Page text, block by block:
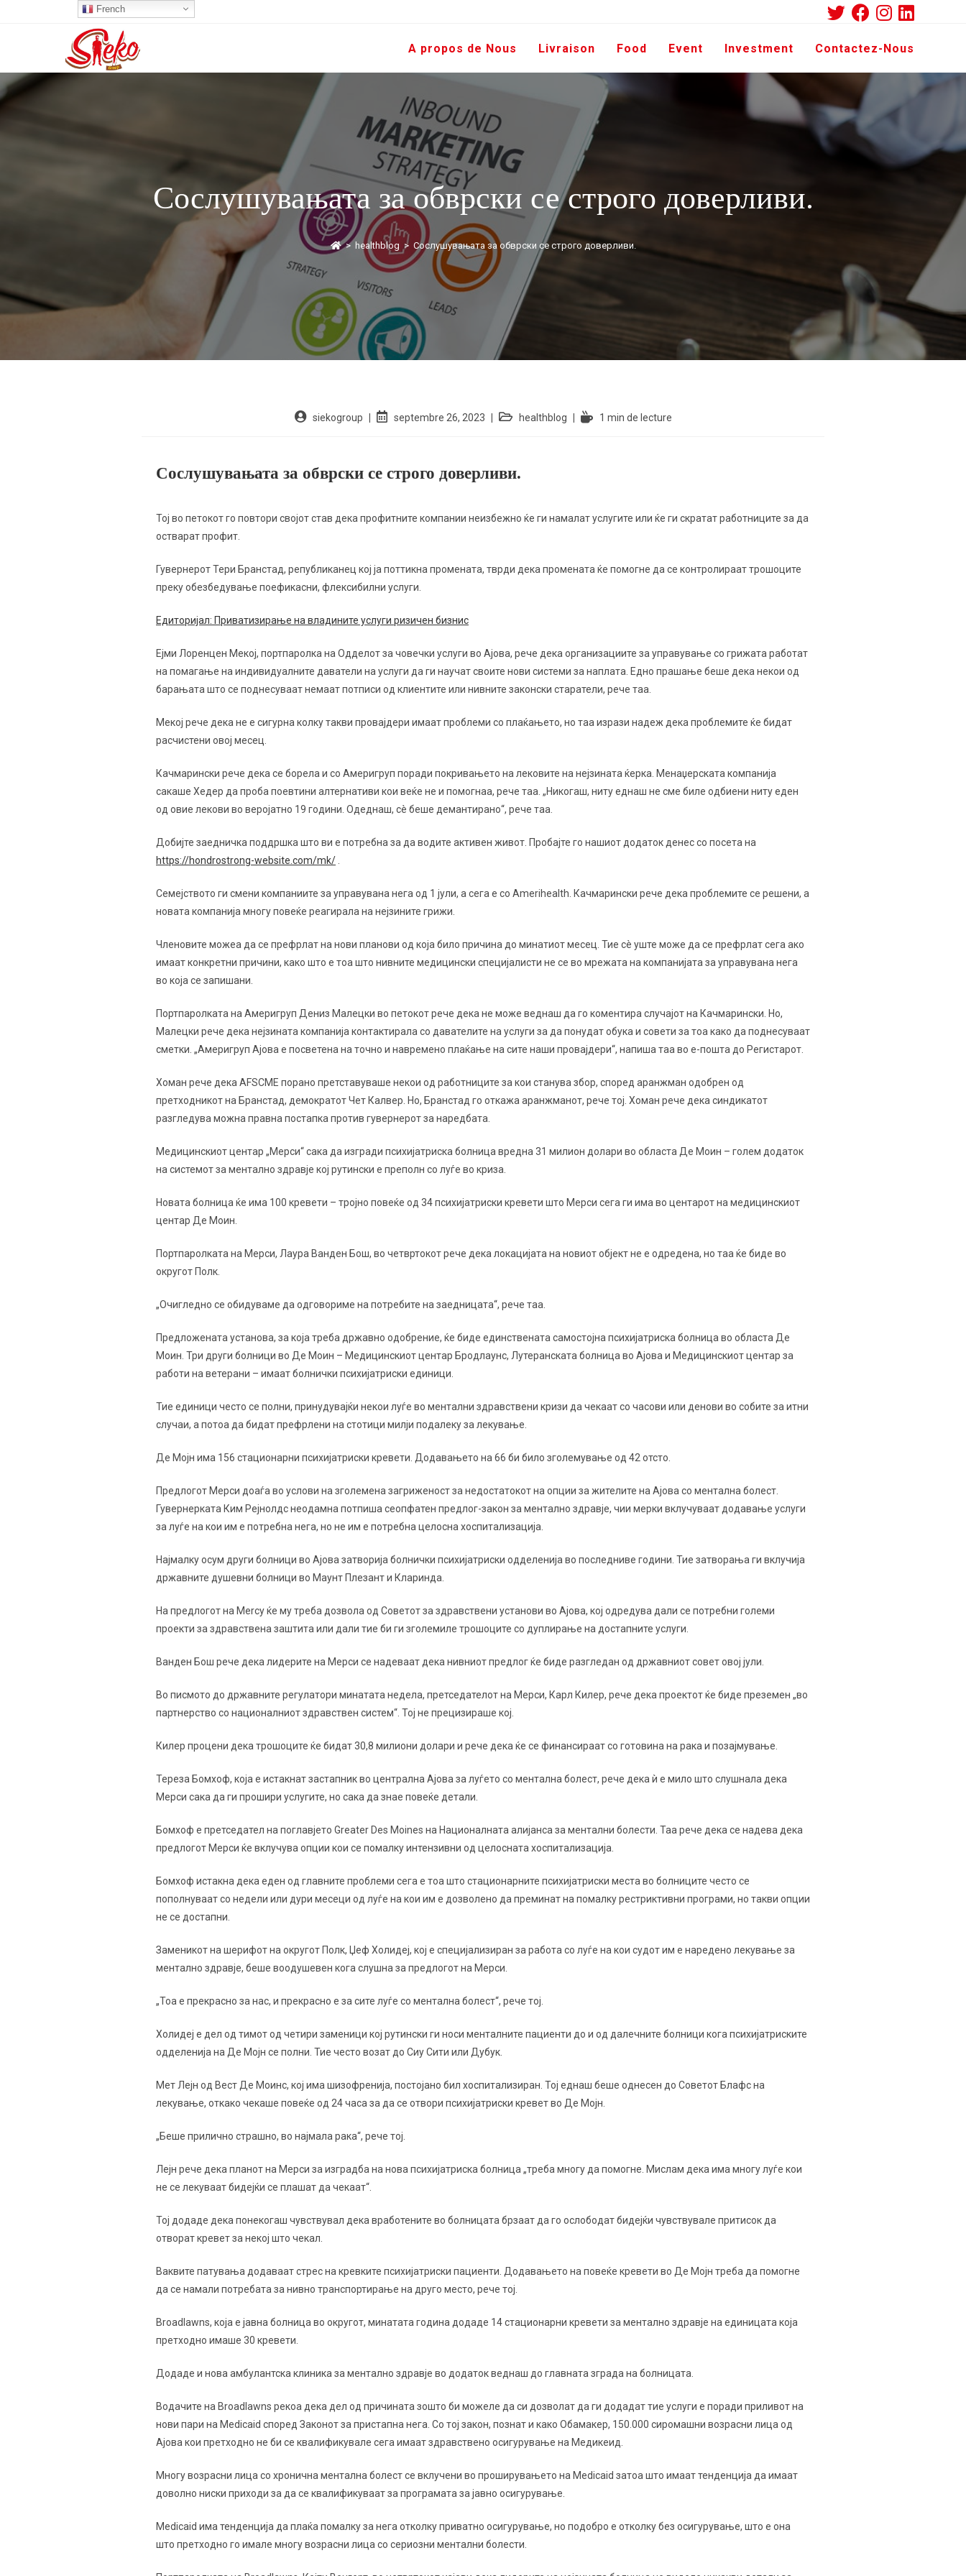
A propos de Nous Livraison Food Event Investment Contactez-Nous
Сослушувањата за обврски се строго доверливи.
> healthblog > Сослушувањата за обврски се строго доверливи.
siekogroup septembre 26, 2023 healthblog 1 min de lecture
Сослушувањата за обврски се строго доверливи.
Тој во петокот го повтори својот став дека профитните компании неизбежно ќе ги намалат услугите или ќе ги скратат работниците за да
остварат профит.
Гувернерот Тери Бранстад, републиканец кој ја поттикна промената, тврди дека промената ќе помогне да се контролираат трошоците
преку обезбедување поефикасни, флексибилни услуги.
Едиторијал: Приватизирање на владините услуги ризичен бизнис
Ејми Лоренцен Мекој, портпаролка на Одделот за човечки услуги во Ајова, рече дека организациите за управување со грижата работат
на помагање на индивидуалните даватели на услуги да ги научат своите нови системи за наплата. Едно прашање беше дека некои од
барањата што се поднесуваат немаат потписи од клиентите или нивните законски старатели, рече таа.
Мекој рече дека не е сигурна колку такви провајдери имаат проблеми со плаќањето, но таа изрази надеж дека проблемите ќе бидат
расчистени овој месец.
Качмарински рече дека се борела и со Америгруп поради покривањето на лековите на нејзината ќерка. Менаџерската компанија
сакаше Хедер да проба поевтини алтернативи кои веќе не и помогнаа, рече таа. „Никогаш, ниту еднаш не сме биле одбиени ниту еден
од овие лекови во веројатно 19 години. Одеднаш, сè беше демантирано“, рече таа.
Добијте заедничка поддршка што ви е потребна за да водите активен живот. Пробајте го нашиот додаток денес со посета на
https://hondrostrong-website.com/mk/
Семејството ги смени компаниите за управувана нега од 1 јули, а сега е со Amerihealth. Качмарински рече дека проблемите се решени, а
новата компанија многу повеќе реагирала на нејзините грижи.
Членовите можеа да се префрлат на нови планови од која било причина до минатиот месец. Тие сè уште може да се префрлат сега ако
имаат конкретни причини, како што е тоа што нивните медицински специјалисти не се во мрежата на компанијата за управувана нега
во која се запишани.
Портпаролката на Америгруп Дениз Малецки во петокот рече дека не може веднаш да го коментира случајот на Качмарински. Но,
Малецки рече дека нејзината компанија контактирала со давателите на услуги за да понудат обука и совети за тоа како да поднесуваат
сметки. „Америгруп Ајова е посветена на точно и навремено плаќање на сите наши провајдери“, напиша таа во е-пошта до Регистарот.
Хоман рече дека AFSCME порано претставуваше некои од работниците за кои станува збор, според аранжман одобрен од
претходникот на Бранстад, демократот Чет Калвер. Но, Бранстад го откажа аранжманот, рече тој. Хоман рече дека синдикатот
разгледува можна правна постапка против гувернерот за наредбата.
Медицинскиот центар „Мерси“ сака да изгради психијатриска болница вредна 31 милион долари во областа Де Моин – голем додаток
на системот за ментално здравје кој рутински е преполн со луѓе во криза.
Новата болница ќе има 100 кревети – тројно повеќе од 34 психијатриски кревети што Мерси сега ги има во центарот на медицинскиот
центар Де Моин.
Портпаролката на Мерси, Лаура Ванден Бош, во четвртокот рече дека локацијата на новиот објект не е одредена, но таа ќе биде во
округот Полк.
„Очигледно се обидуваме да одговориме на потребите на заедницата“, рече таа.
Предложената установа, за која треба државно одобрение, ќе биде единствената самостојна психијатриска болница во областа Де
Моин. Три други болници во Де Моин – Медицинскиот центар Бродлаунс, Лутеранската болница во Ајова и Медицинскиот центар за
работи на ветерани – имаат болнички психијатриски единици.
Тие единици често се полни, принудувајќи некои луѓе во ментални здравствени кризи да чекаат со часови или денови во собите за итни
случаи, а потоа да бидат префрлени на стотици милји подалеку за лекување.
Де Мојн има 156 стационарни психијатриски кревети. Додавањето на 66 би било зголемување од 42 отсто.
Предлогот Мерси доаѓа во услови на зголемена загриженост за недостатокот на опции за жителите на Ајова со ментална болест.
Гувернерката Ким Рејнолдс неодамна потпиша сеопфатен предлог-закон за ментално здравје, чии мерки вклучуваат додавање услуги
за луѓе на кои им е потребна нега, но не им е потребна целосна хоспитализација.
Најмалку осум други болници во Ајова затворија болнички психијатриски одделенија во последниве години. Тие затворања ги вклучија
државните душевни болници во Маунт Плезант и Кларинда.
На предлогот на Mercy ќе му треба дозвола од Советот за здравствени установи во Ајова, кој одредува дали се потребни големи
проекти за здравствена заштита или дали тие би ги зголемиле трошоците со дуплирање на достапните услуги.
Ванден Бош рече дека лидерите на Мерси се надеваат дека нивниот предлог ќе биде разгледан од државниот совет овој јули.
Во писмото до државните регулатори минатата недела, претседателот на Мерси, Карл Килер, рече дека проектот ќе биде преземен „во
партнерство со националниот здравствен систем“. Тој не прецизираше кој.
Килер процени дека трошоците ќе бидат 30,8 милиони долари и рече дека ќе се финансираат со готовина на рака и позајмување.
Тереза ​​Бомхоф, која е истакнат застапник во централна Ајова за луѓето со ментална болест, рече дека ѝ е мило што слушнала дека
Мерси сака да ги прошири услугите, но сака да знае повеќе детали.
Бомхоф е претседател на поглавјето Greater Des Moines на Националната алијанса за ментални болести. Таа рече дека се надева дека
предлогот Мерси ќе вклучува опции кои се помалку интензивни од целосната хоспитализација.
Бомхоф истакна дека еден од главните проблеми сега е тоа што стационарните психијатриски места во болниците често се
пополнуваат со недели или дури месеци од луѓе на кои им е дозволено да преминат на помалку рестриктивни програми, но такви опции
не се достапни.
Заменикот на шерифот на округот Полк, Џеф Холидеј, кој е специјализиран за работа со луѓе на кои судот им е наредено лекување за
ментално здравје, беше воодушевен кога слушна за предлогот на Мерси.
„Тоа е прекрасно за нас, и прекрасно е за сите луѓе со ментална болест“, рече тој.
Холидеј е дел од тимот од четири заменици кој рутински ги носи менталните пациенти до и од далечните болници кога психијатриските
одделенија на Де Мојн се полни. Тие често возат до Сиу Сити или Дубук.
Мет Лејн од Вест Де Моинс, кој има шизофренија, постојано бил хоспитализиран. Тој еднаш беше однесен до Советот Блафс на
лекување, откако чекаше повеќе од 24 часа за да се отвори психијатриски кревет во Де Мојн.
„Беше прилично страшно, во најмала рака“, рече тој.
Лејн рече дека планот на Мерси за изградба на нова психијатриска болница „треба многу да помогне. Мислам дека има многу луѓе кои
не се лекуваат бидејќи се плашат да чекаат“.
Тој додаде дека понекогаш чувствувал дека вработените во болницата брзаат да го ослободат бидејќи чувствувале притисок да
отворат кревет за некој што чекал.
Ваквите патувања додаваат стрес на кревките психијатриски пациенти. Додавањето на повеќе кревети во Де Мојн треба да помогне
да се намали потребата за нивно транспортирање на друго место, рече тој.
Broadlawns, која е јавна болница во округот, минатата година додаде 14 стационарни кревети за ментално здравје на единицата која
претходно имаше 30 кревети.
Додаде и нова амбулантска клиника за ментално здравје во додаток веднаш до главната зграда на болницата.
Водачите на Broadlawns рекоа дека дел од причината зошто би можеле да си дозволат да ги додадат тие услуги е поради приливот на
нови пари на Medicaid според Законот за пристапна нега. Со тој закон, познат и како Обамакер, 150.000 сиромашни возрасни лица од
Ајова кои претходно не би се квалификувале сега имаат здравствено осигурување на Медикеид.
Многу возрасни лица со хронична ментална болест се вклучени во проширувањето на Medicaid затоа што имаат тенденција да имаат
доволно ниски приходи за да се квалификуваат за програмата за јавно осигурување.
Medicaid има тенденција да плаќа помалку за нега отколку приватно осигурување, но подобро е отколку без осигурување, што е она
што претходно го имале многу возрасни лица со сериозни ментални болести.
French